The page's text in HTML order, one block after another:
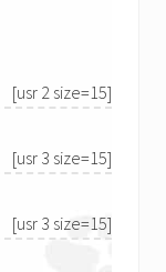
[usr 2 size=15]
[usr 3 size=15]
[usr 3 size=15]